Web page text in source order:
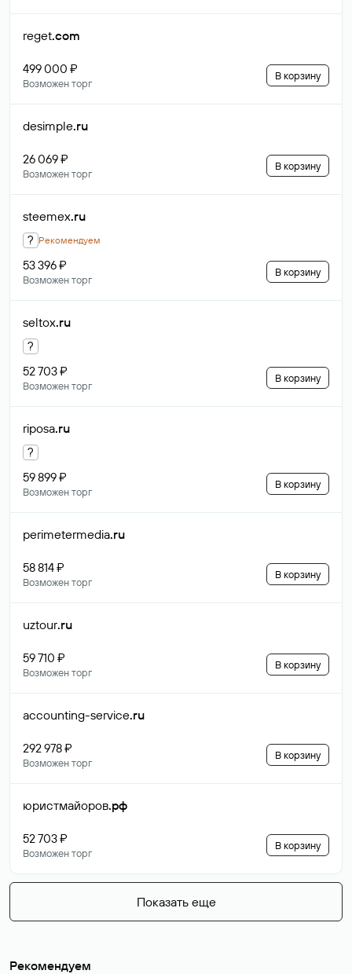
reget.com
499 000 ₽
Возможен торг
В корзину
desimple.ru
26 069 ₽
Возможен торг
В корзину
steemex.ru
? Рекомендуем
53 396 ₽
Возможен торг
В корзину
seltox.ru
?
52 703 ₽
Возможен торг
В корзину
riposa.ru
?
59 899 ₽
Возможен торг
В корзину
perimetermedia.ru
58 814 ₽
Возможен торг
В корзину
uztour.ru
59 710 ₽
Возможен торг
В корзину
accounting-service.ru
292 978 ₽
Возможен торг
В корзину
юристмайоров.рф
52 703 ₽
Возможен торг
В корзину
Показать еще
Рекомендуем